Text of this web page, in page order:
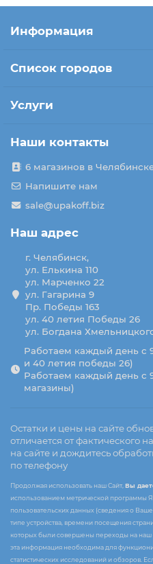
Информация
Список городов
Услуги
Наши контакты
6 магазинов в
Напишите нам
sale@upakoff.biz
Наш адрес
г. Челябинск,
ул. Елькина 110
ул. Марченко 22
ул. Гагарина 9
Пр. Победы 163
ул. 40 летия Победы 26
ул. Богдана
Работаем каждый день с
и 40 летия победы 26)
Работаем каждый день с
магазины)
Остатки и цены на сайте
отличается от фактического
на сайте и дождитесь
по телефону
Продолжая использовать наш Сайт, Вы
использованием метрической программы
пользовательских данных (сведения о
типе устройства, времени посещения
которых были совершены переходы на наш
эта информация необходима для
статистических исследований и обзоров.